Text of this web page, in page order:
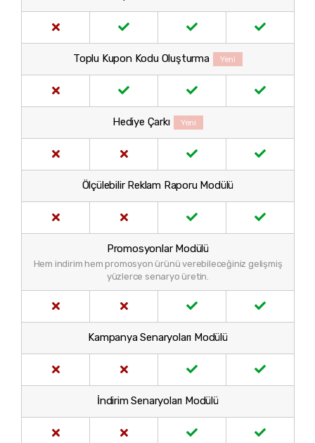
Toplu Kupon Kodu Oluşturma Yeni
Hediye Çarkı Yeni
Ölçülebilir Reklam Raporu Modülü
Promosyonlar Modülü
Hem indirim hem promosyon ürünü verebileceğiniz gelişmiş
yüzlerce senaryo üretin.
Kampanya Senaryoları Modülü
İndirim Senaryoları Modülü